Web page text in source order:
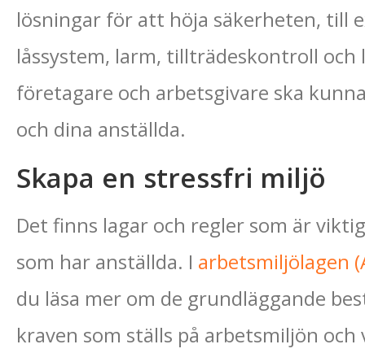
lösningar för att höja säkerheten, till
låssystem, larm, tillträdeskontroll
företagare och arbetsgivare ska
och dina anställda.
Skapa en stressfri miljö
Det finns lagar och regler som är
som har anställda. I arbetsmiljölagen
du läsa mer om de grundläggande
kraven som ställs på arbetsmiljön